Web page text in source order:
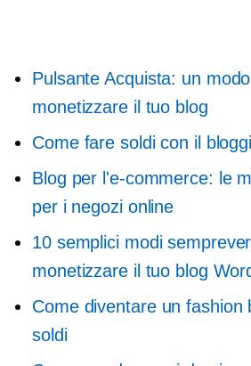
Pulsante Acquista: un
monetizzare il tuo blog
Come fare soldi con il
Blog per l'e-commerce: le
per i negozi online
10 semplici modi
monetizzare il tuo blog
Come diventare un fashion
soldi